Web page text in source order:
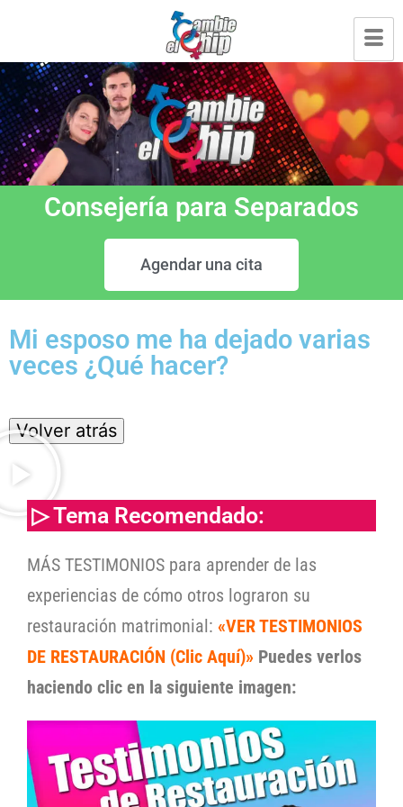
Consejería para Separados
Agendar una cita
Mi esposo me ha dejado varias
veces ¿Qué hacer?
▷ Tema Recomendado:
MÁS TESTIMONIOS para aprender de las
experiencias de cómo otros lograron su
restauración matrimonial: «VER TESTIMONIOS
DE RESTAURACIÓN (Clic Aquí)» Puedes verlos
haciendo clic en la siguiente imagen: